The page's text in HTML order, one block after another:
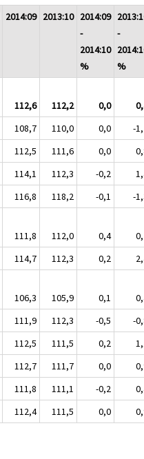
2014:09 2013:10 2014:09
-
2014:10
%
-
%
112,6 112,2 0,0
108,7 110,0 0,0
-
112,5 111,6 0,0
114,1 112,3 -0,2
116,8 118,2 -0,1
-
111,8 112,0 0,4
114,7 112,3 0,2
106,3 105,9 0,1
111,9 112,3 -0,5
-
112,5 111,5 0,2
112,7 111,7 0,0
111,8 111,1 -0,2
112,4 111,5 0,0